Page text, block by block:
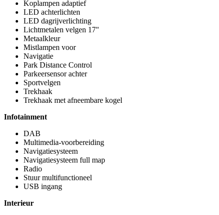
Koplampen adaptief
LED achterlichten
LED dagrijverlichting
Lichtmetalen velgen 17"
Metaalkleur
Mistlampen voor
Navigatie
Park Distance Control
Parkeersensor achter
Sportvelgen
Trekhaak
Trekhaak met afneembare kogel
Infotainment
DAB
Multimedia-voorbereiding
Navigatiesysteem
Navigatiesysteem full map
Radio
Stuur multifunctioneel
USB ingang
Interieur